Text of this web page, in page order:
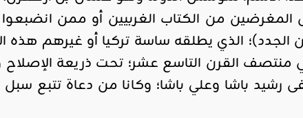
من الكتاب الغربيين أو ممن انضبعوا
الذي يطلقه ساسة تركيا أو غيرهم هذه
منتصف القرن التاسع عشر؛ تحت ذريعة
باشا وعلي باشا؛ وكانا من دعاة تتبع سبل